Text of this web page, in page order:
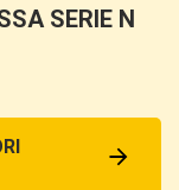
SERIE N